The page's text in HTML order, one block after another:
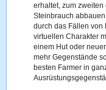
erhaltet, zum
Steinbrauch
durch das Fällen von
virtuellen Charakter
einem Hut oder
mehr Gegenstände
besten Farmer in